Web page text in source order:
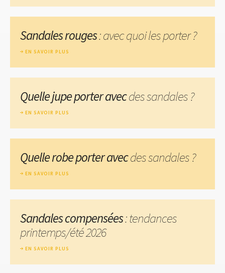
Sandales rouges: avec quoi les porter ?
EN SAVOIR PLUS
Quelle jupe porter avecdes sandales ?
EN SAVOIR PLUS
Quelle robe porter avecdes sandales ?
EN SAVOIR PLUS
Sandales compensées: tendances
printemps/été 2026
EN SAVOIR PLUS